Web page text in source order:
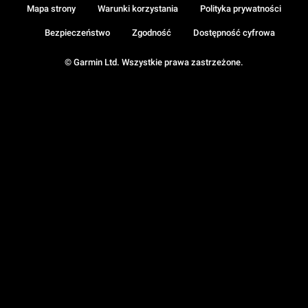
© Garmin Ltd. Wszystkie prawa zastrzeżone.
Mapa strony Warunki korzystania Polityka prywatności
Bezpieczeństwo Zgodność Dostępność cyfrowa